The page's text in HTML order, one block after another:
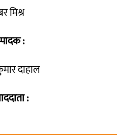
मिश्र
:
दाहाल
: